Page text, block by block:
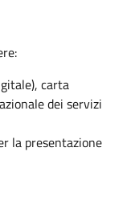
carta
dei servizi
la presentazione